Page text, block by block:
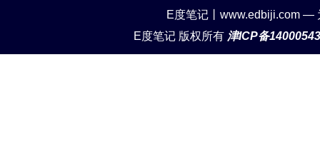
E度笔记丨www.edbiji.com
E度笔记 版权所有 津ICP备